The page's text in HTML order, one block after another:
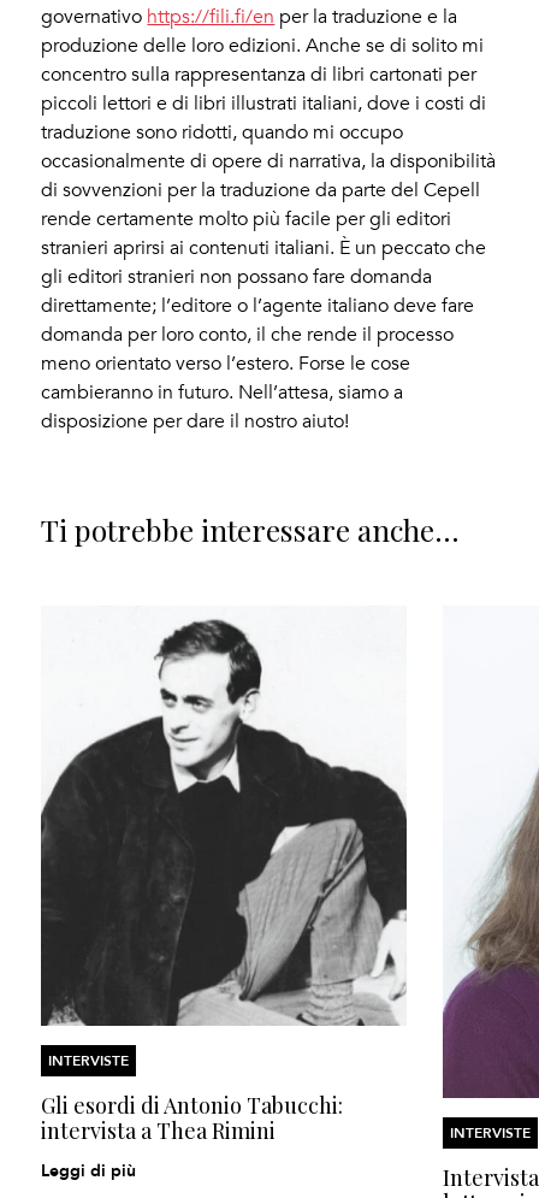
governativo https://fili.fi/en per la traduzione e la
produzione delle loro edizioni. Anche se di solito mi
concentro sulla rappresentanza di libri cartonati per
piccoli lettori e di libri illustrati italiani, dove i costi di
traduzione sono ridotti, quando mi occupo
occasionalmente di opere di narrativa, la disponibilità
di sovvenzioni per la traduzione da parte del Cepell
rende certamente molto più facile per gli editori
stranieri aprirsi ai contenuti italiani. È un peccato che
gli editori stranieri non possano fare domanda
direttamente; l’editore o l’agente italiano deve fare
domanda per loro conto, il che rende il processo
meno orientato verso l’estero. Forse le cose
cambieranno in futuro. Nell’attesa, siamo a
disposizione per dare il nostro aiuto!
Ti potrebbe interessare anche...
INTERVISTE
Gli esordi di Antonio Tabucchi:
intervista a Thea Rimini
Leggi di più
INTERVISTE